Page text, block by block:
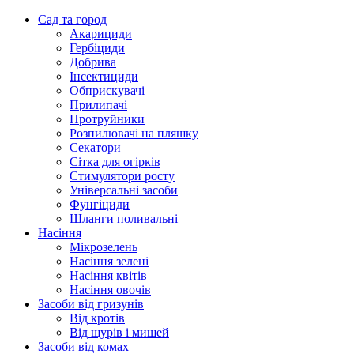
Сад та город
Акарициди
Гербіциди
Добрива
Інсектициди
Обприскувачі
Прилипачі
Протруйники
Розпилювачі на пляшку
Секатори
Сітка для огірків
Стимулятори росту
Універсальні засоби
Фунгіциди
Шланги поливальні
Насіння
Мікрозелень
Насіння зелені
Насіння квітів
Насіння овочів
Засоби від гризунів
Від кротів
Від щурів і мишей
Засоби від комах